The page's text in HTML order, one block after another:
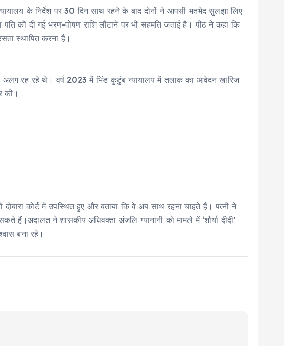
के निर्देश पर 30 दिन साथ रहने के बाद दोनों ने आपसी मतभेद सुलझा लिए
को दी गई भरण-पोषण राशि लौटाने पर भी सहमति जताई है। पीठ ने कहा कि
स्थापित करना है।
अलग रह रहे थे। वर्ष 2023 में भिंड कुटुंब न्यायालय में तलाक का आवेदन खारिज
की।
कोर्ट में उपस्थित हुए और बताया कि वे अब साथ रहना चाहते हैं। पत्नी ने
ने शासकीय अधिवक्ता अंजलि ग्यानानी को मामले में ‘शौर्या दीदी’
बना रहे।